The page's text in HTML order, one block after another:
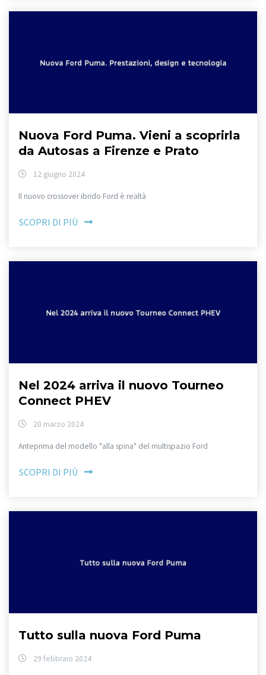
Nuova Ford Puma. Vieni a scoprirla
da Autosas a Firenze e Prato
12 giugno 2024
Il nuovo crossover ibrido Ford è realtà
SCOPRI DI PIÙ
Nel 2024 arriva il nuovo Tourneo
Connect PHEV
20 marzo 2024
Anteprima del modello "alla spina" del multispazio Ford
SCOPRI DI PIÙ
Tutto sulla nuova Ford Puma
29 febbraio 2024